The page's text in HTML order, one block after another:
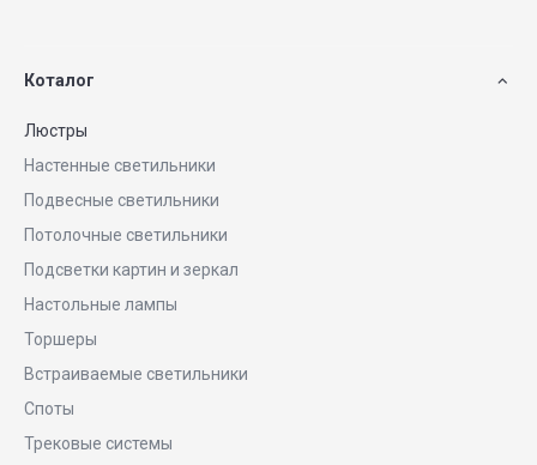
Коталог
Люстры
Настенные светильники
Подвесные светильники
Потолочные светильники
Подсветки картин и зеркал
Настольные лампы
Торшеры
Встраиваемые светильники
Споты
Трековые системы